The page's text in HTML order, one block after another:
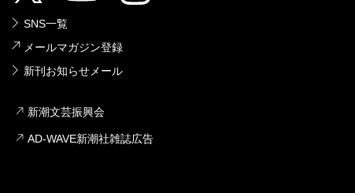
SNS一覧
メールマガジン登録
新刊お知らせメール
新潮文芸振興会
AD-WAVE新潮社雑誌広告